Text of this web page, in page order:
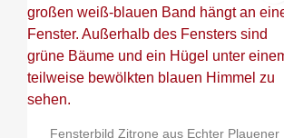
Fensterbild Zitrone aus Echter Plauener